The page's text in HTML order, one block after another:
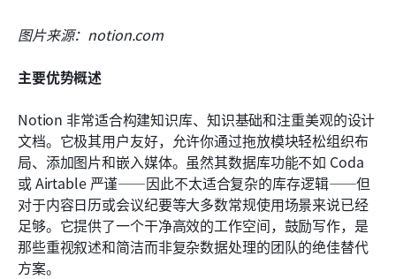
图片来源：notion.com
主要优势概述
Notion 非常适合构建知识库、知识基础和注重美观的设计
文档。它极其用户友好，允许你通过拖放模块轻松组织布
局、添加图片和嵌入媒体。虽然其数据库功能不如 Coda
或 Airtable 严谨——因此不太适合复杂的库存逻辑——但
对于内容日历或会议纪要等大多数常规使用场景来说已经
足够。它提供了一个干净高效的工作空间，鼓励写作，是
那些重视叙述和简洁而非复杂数据处理的团队的绝佳替代
方案。